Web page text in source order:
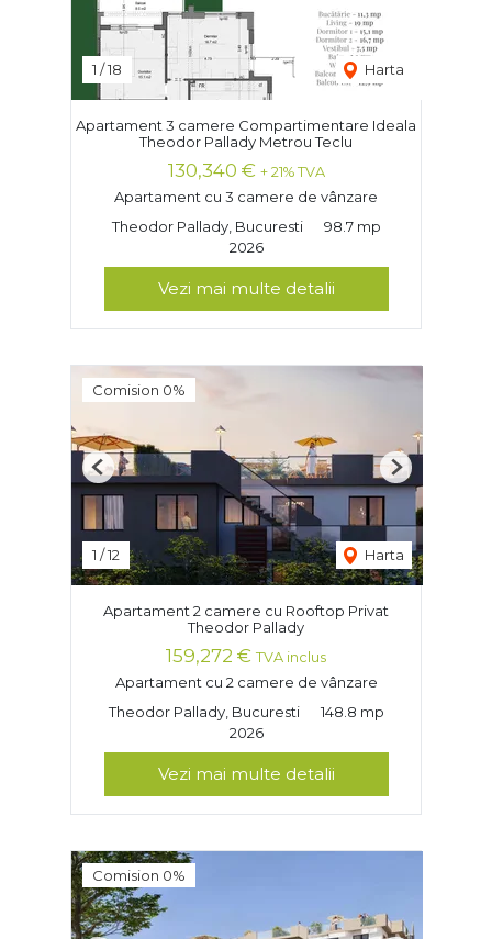
1 /18 Harta
Apartament 3 camere Compartimentare Ideala
Theodor Pallady Metrou Teclu
130,340 € + 21% TVA
Apartament cu 3 camere de vânzare
Theodor Pallady, Bucuresti
98.7 mp
2026
Vezi mai multe detalii
Comision 0%
1 /12 Harta
Previous Next
Apartament 2 camere cu Rooftop Privat
Theodor Pallady
159,272 € TVA inclus
Apartament cu 2 camere de vânzare
Theodor Pallady, Bucuresti
148.8 mp
2026
Vezi mai multe detalii
Comision 0%